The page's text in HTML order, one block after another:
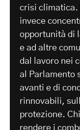
crisi climatica.
invece
opportunità di
e ad altre
dal lavoro nei
al Parlamento
avanti e di
rinnovabili,
protezione.